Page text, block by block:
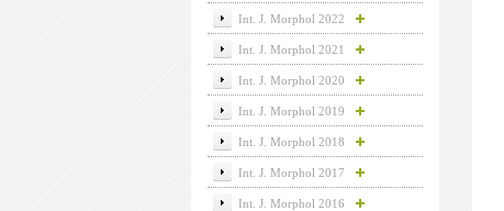
Int. J. Morphol 2022
Int. J. Morphol 2021
Int. J. Morphol 2020
Int. J. Morphol 2019
Int. J. Morphol 2018
Int. J. Morphol 2017
Int. J. Morphol 2016